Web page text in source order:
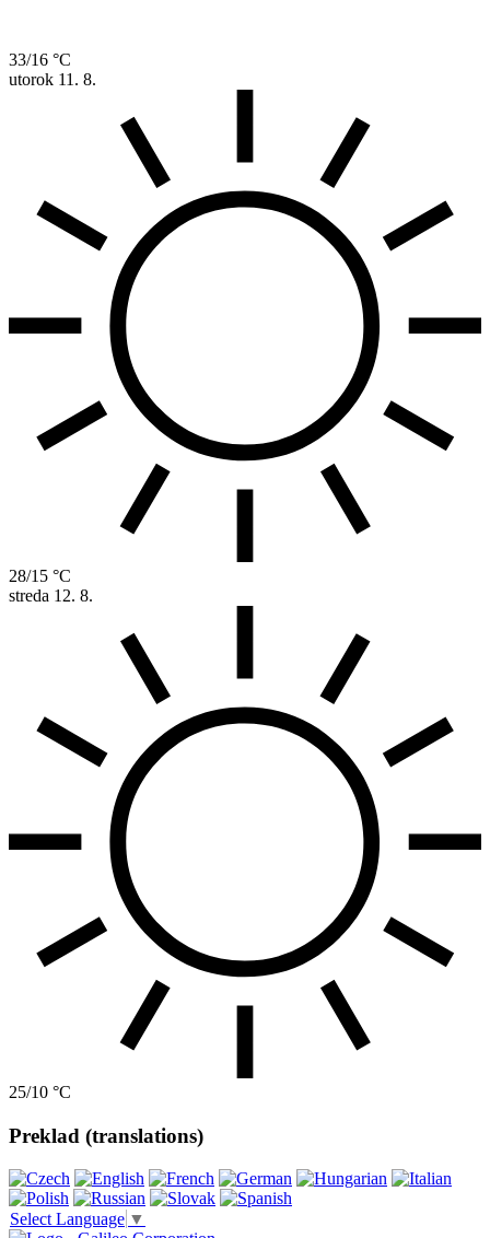
33/16 °C
utorok 11. 8.
28/15 °C
streda 12. 8.
25/10 °C
Preklad (translations)
Select Language ▼